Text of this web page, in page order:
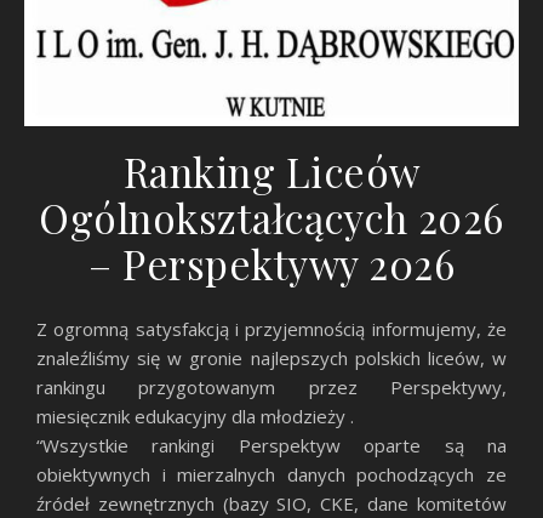
Ranking Liceów
Ogólnokształcących 2026
– Perspektywy 2026
Z ogromną satysfakcją i przyjemnością informujemy, że
znaleźliśmy się w gronie najlepszych polskich liceów, w
rankingu przygotowanym przez Perspektywy,
miesięcznik edukacyjny dla młodzieży .
“Wszystkie rankingi Perspektyw oparte są na
obiektywnych i mierzalnych danych pochodzących ze
źródeł zewnętrznych (bazy SIO, CKE, dane komitetów